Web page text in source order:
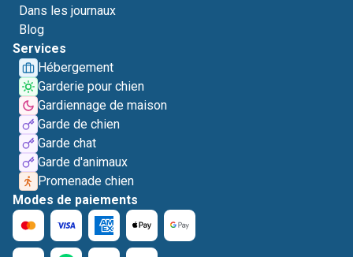
Dans les journaux
Blog
Services
Hébergement
Garderie pour chien
Gardiennage de maison
Garde de chien
Garde chat
Garde d'animaux
Promenade chien
Modes de paiements